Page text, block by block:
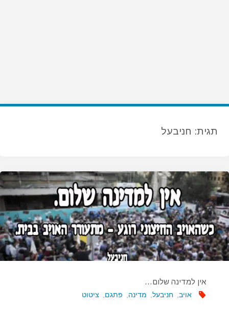
תגית: חניבעל
אין למדינה שלום…
אויב, חניבעל, מדינה, פתגם, ציטוט